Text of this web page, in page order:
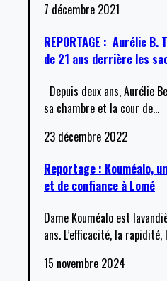
7 décembre 2021
REPORTAGE : Aurélie
de 21 ans derrière les
Depuis deux ans, Aurélie
sa chambre et la cour de…
23 décembre 2022
Reportage : Kouméalo,
et de confiance à Lomé
Dame Kouméalo est
ans. L’efficacité, la
15 novembre 2024